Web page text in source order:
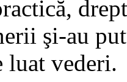
şi-au
luat vederi.